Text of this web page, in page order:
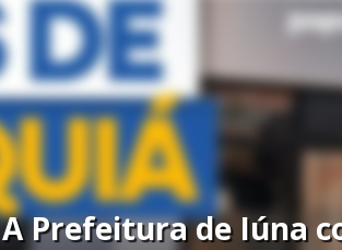
A Prefeitura de Iúna